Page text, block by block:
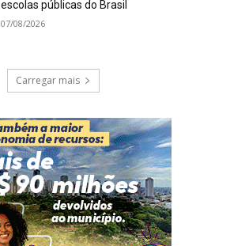
escolas públicas do Brasil
07/08/2026
Carregar mais